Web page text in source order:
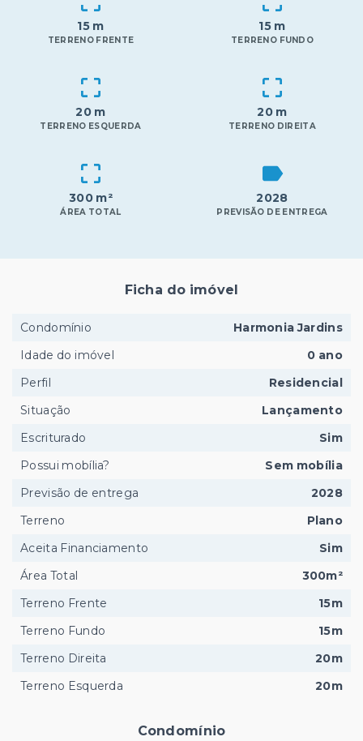
15 m
TERRENO FRENTE
15 m
TERRENO FUNDO
20 m
TERRENO ESQUERDA
20 m
TERRENO DIREITA
300 m²
ÁREA TOTAL
2028
PREVISÃO DE ENTREGA
Condomínio
Ficha do imóvel
Condomínio
Harmonia Jardins
Idade do imóvel
0 ano
Perfil
Residencial
Situação
Lançamento
Escriturado
Sim
Possui mobília?
Sem mobília
Previsão de entrega
2028
Terreno
Plano
Aceita Financiamento
Sim
Área Total
300m²
Terreno Frente
15m
Terreno Fundo
15m
Terreno Direita
20m
Terreno Esquerda
20m